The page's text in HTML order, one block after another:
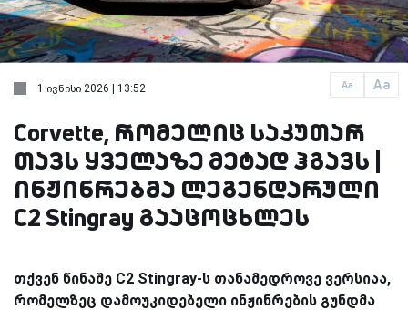
Aa Aa
1 ივნისი 2026 | 13:52
Corvette, რომელიც საკუთარ
თავს ყველაზე მეტად ჰგავს |
ინჟინრებმა ლეგენდარული
C2 Stingray გააცოცხლეს
თქვენ წინაშე C2 Stingray-ს თანამედროვე ვერსიაა,
რომელზეც დამოუკიდებელი ინჟინრების გუნდმა